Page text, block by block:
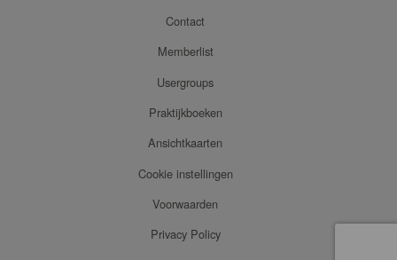
Contact
Memberlist
Usergroups
Praktijkboeken
Ansichtkaarten
Cookie instellingen
Voorwaarden
Privacy Policy